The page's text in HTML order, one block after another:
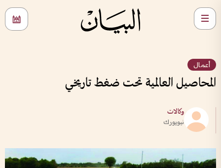
أعمال
المحاصيل العالمية تحت ضغط تاريخي
وكالات
نيويورك